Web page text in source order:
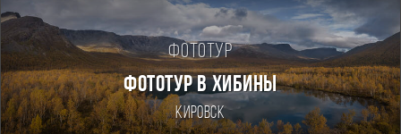
Фототур
ФОТОТУР В ХИБИНЫ
Кировск